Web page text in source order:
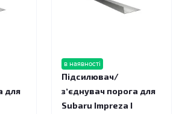
для
в наявності
Підсилювач/
зʼєднувач порога для
Subaru Impreza I